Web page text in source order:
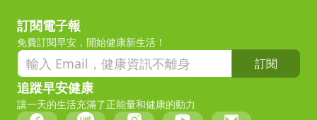
訂閱電子報
免費訂閱早安，開始健康新生活！
訂閱
追蹤早安健康
讓一天的生活充滿了正能量和健康的動力